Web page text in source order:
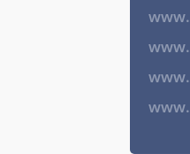
www.
www.
www.
www.